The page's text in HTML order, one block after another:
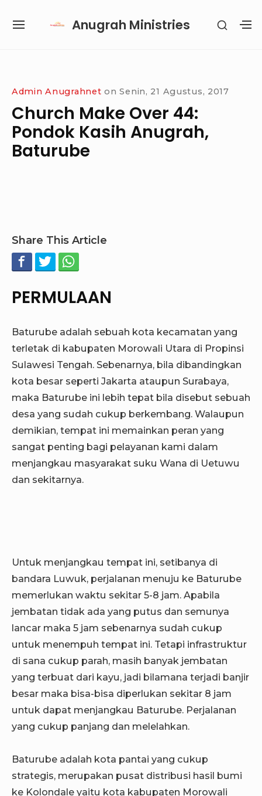
Anugrah Ministries
SITE
SHOW
Admin Anugrahnet on Senin, 21 Agustus, 2017
Church Make Over 44:
Pondok Kasih Anugrah,
Baturube
Share This Article
PERMULAAN
Baturube adalah sebuah kota kecamatan yang
terletak di kabupaten Morowali Utara di Propinsi
Sulawesi Tengah. Sebenarnya, bila dibandingkan
kota besar seperti Jakarta ataupun Surabaya,
maka Baturube ini lebih tepat bila disebut sebuah
desa yang sudah cukup berkembang. Walaupun
demikian, tempat ini memainkan peran yang
sangat penting bagi pelayanan kami dalam
menjangkau masyarakat suku Wana di Uetuwu
dan sekitarnya.
Untuk menjangkau tempat ini, setibanya di
bandara Luwuk, perjalanan menuju ke Baturube
memerlukan waktu sekitar 5-8 jam. Apabila
jembatan tidak ada yang putus dan semunya
lancar maka 5 jam sebenarnya sudah cukup
untuk menempuh tempat ini. Tetapi infrastruktur
di sana cukup parah, masih banyak jembatan
yang terbuat dari kayu, jadi bilamana terjadi banjir
besar maka bisa-bisa diperlukan sekitar 8 jam
untuk dapat menjangkau Baturube. Perjalanan
yang cukup panjang dan melelahkan.
Baturube adalah kota pantai yang cukup
strategis, merupakan pusat distribusi hasil bumi
ke Kolondale yaitu kota kabupaten Morowali